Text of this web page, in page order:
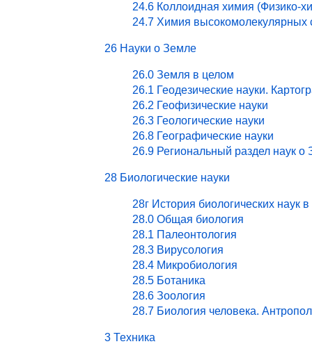
24.6 Коллоидная химия (Физико-
24.7 Химия высокомолекулярных
26 Науки о Земле
26.0 Земля в целом
26.1 Геодезические науки.
26.2 Геофизические науки
26.3 Геологические науки
26.8 Географические науки
26.9 Региональный раздел наук о
28 Биологические науки
28г История биологических наук
28.0 Общая биология
28.1 Палеонтология
28.3 Вирусология
28.4 Микробиология
28.5 Ботаника
28.6 Зоология
28.7 Биология человека.
3 Техника